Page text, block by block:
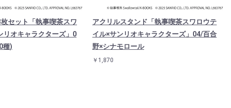
セット「執事喫茶スワ
リオキャラクターズ」0
種)
アクリルスタンド「執事喫茶スワロウテ
イル×サンリオキャラクターズ」04/百合
野×シナモロール
￥1,870